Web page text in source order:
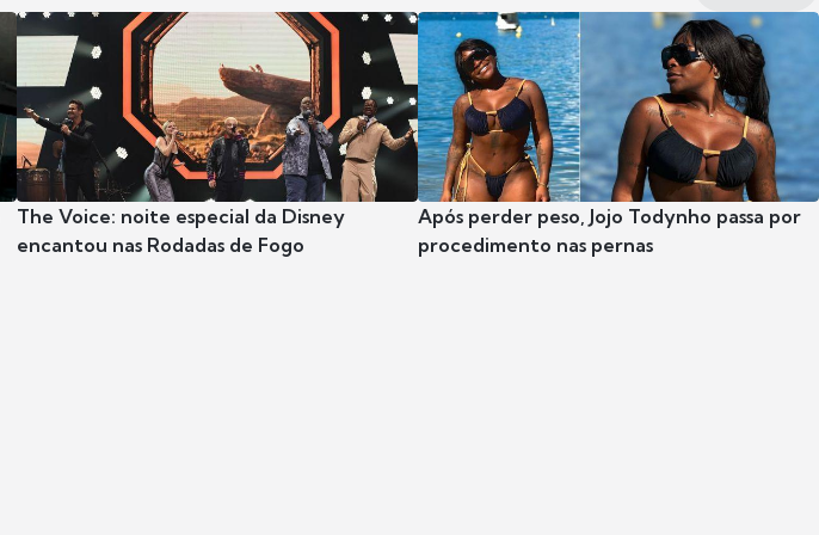
The Voice: noite especial da Disney
encantou nas Rodadas de Fogo
Após perder peso, Jojo Todynho passa por
procedimento nas pernas